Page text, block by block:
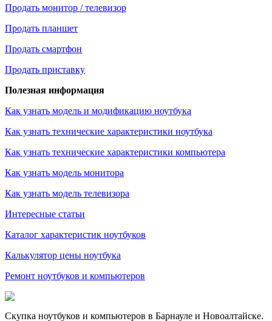
Продать монитор / телевизор
Продать планшет
Продать смартфон
Продать приставку
Полезная информация
Как узнать модель и модификацию ноутбука
Как узнать технические характеристики ноутбука
Как узнать технические характеристики компьютера
Как узнать модель монитора
Как узнать модель телевизора
Интересные статьи
Каталог характеристик ноутбуков
Калькулятор цены ноутбука
Ремонт ноутбуков и компьютеров
Скупка ноутбуков и компьютеров в Барнауле и Новоалтайске.